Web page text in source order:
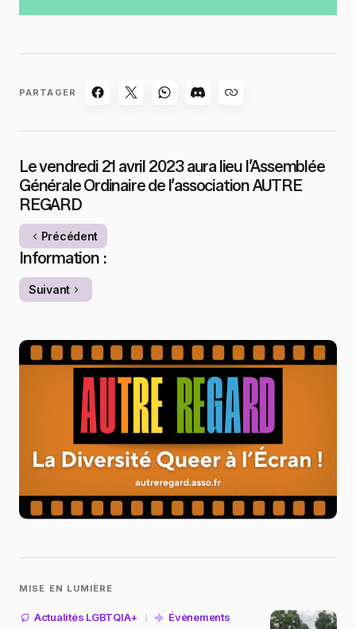
PARTAGER
Le vendredi 21 avril 2023 aura lieu l’Assemblée
Générale Ordinaire de l’association AUTRE
REGARD
Précédent
Information :
Suivant
MISE EN LUMIÈRE
Actualités LGBTQIA+ Évènements